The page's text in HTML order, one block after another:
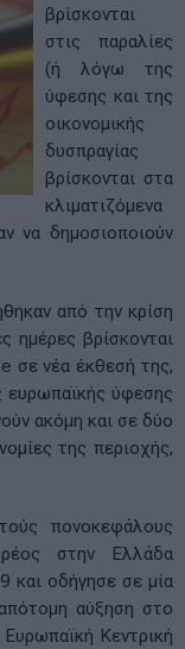
βρίσκονται
στις παραλίες
(ή λόγω της
ύφεσης και της
οικονομικής
δυσπραγίας
βρίσκονται στα
κλιματιζόμενα
να δημοσιοποιούν
από την κρίση
ημέρες βρίσκονται
σε νέα έκθεσή της,
ευρωπαϊκής ύφεσης
ακόμη και σε δύο
της περιοχής,
πονοκεφάλους
στην Ελλάδα
και οδήγησε σε μία
αύξηση στο
Κεντρική